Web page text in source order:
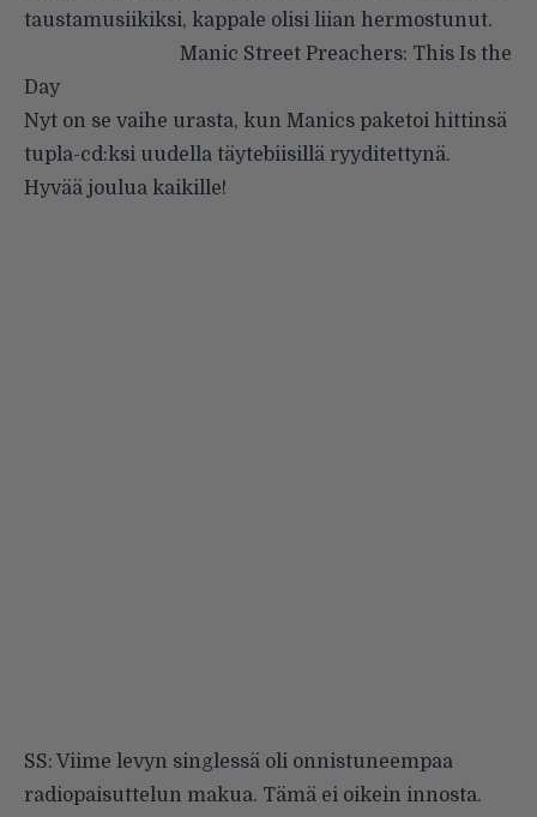
taustamusiikiksi, kappale olisi liian hermostunut.
Manic Street Preachers: This Is the
Day
Nyt on se vaihe urasta, kun Manics paketoi hittinsä
tupla-cd:ksi uudella täytebiisillä ryyditettynä.
Hyvää joulua kaikille!
SS: Viime levyn singlessä oli onnistuneempaa
radiopaisuttelun makua. Tämä ei oikein innosta.